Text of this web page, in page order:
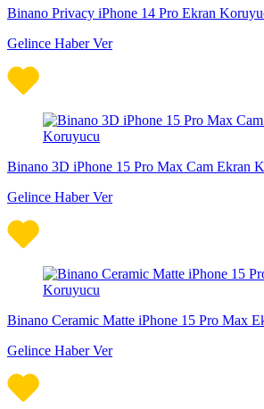
Binano Privacy iPhone 14 Pro Ekran
Gelince Haber Ver
Binano 3D iPhone 15 Pro Max Cam Ekran
Gelince Haber Ver
Binano Ceramic Matte iPhone 15 Pro Max
Gelince Haber Ver